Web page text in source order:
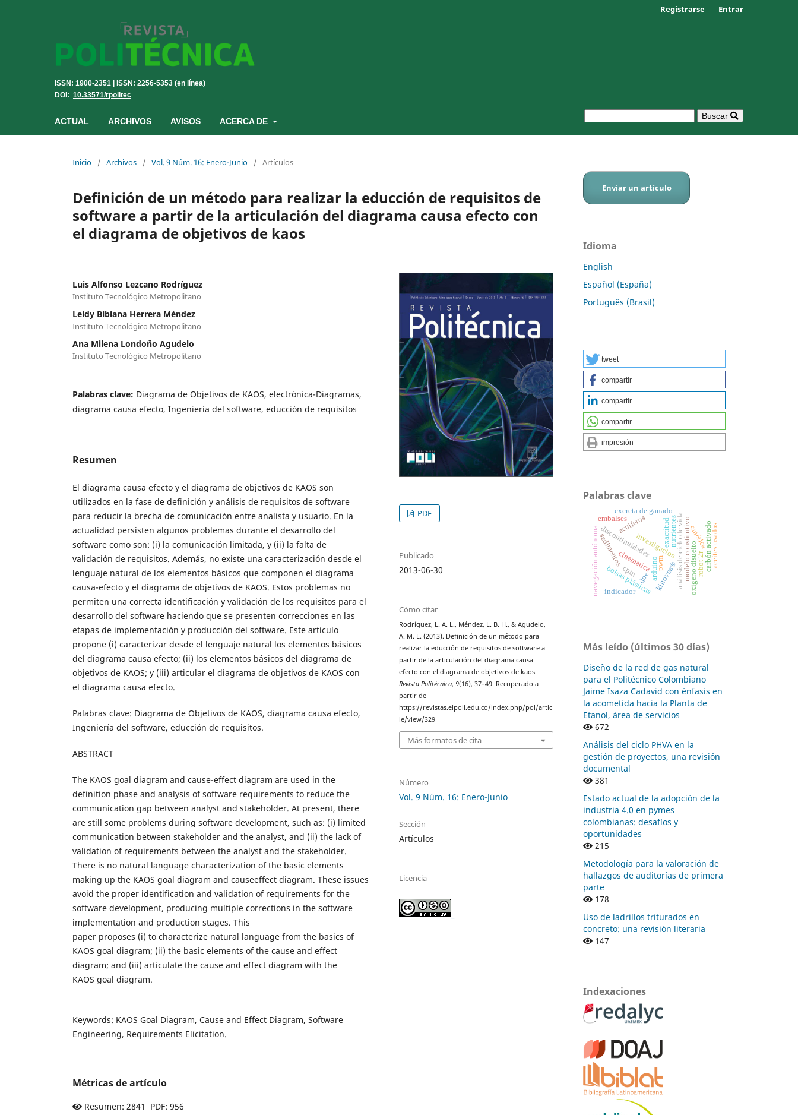
ISSN: 1900-2351 | ISSN: 2256-5353 (en línea)
DOI: 10.33571/rpolitec
ACTUAL ARCHIVOS AVISOS ACERCA DE
Buscar
Registrarse Entrar
Inicio / Archivos / Vol. 9 Núm. 16: Enero-Junio / Artículos
Definición de un método para realizar la educción de requisitos de
software a partir de la articulación del diagrama causa efecto con
el diagrama de objetivos de kaos
Luis Alfonso Lezcano Rodríguez
Instituto Tecnológico Metropolitano
Leidy Bibiana Herrera Méndez
Instituto Tecnológico Metropolitano
Ana Milena Londoño Agudelo
Instituto Tecnológico Metropolitano
Palabras clave: Diagrama de Objetivos de KAOS, electrónica-Diagramas,
diagrama causa efecto, Ingeniería del software, educción de requisitos
Resumen
El diagrama causa efecto y el diagrama de objetivos de KAOS son
utilizados en la fase de definición y análisis de requisitos de software
para reducir la brecha de comunicación entre analista y usuario. En la
actualidad persisten algunos problemas durante el desarrollo del
software como son: (i) la comunicación limitada, y (ii) la falta de
validación de requisitos. Además, no existe una caracterización desde el
lenguaje natural de los elementos básicos que componen el diagrama
causa-efecto y el diagrama de objetivos de KAOS. Estos problemas no
permiten una correcta identificación y validación de los requisitos para el
desarrollo del software haciendo que se presenten correcciones en las
etapas de implementación y producción del software. Este artículo
propone (i) caracterizar desde el lenguaje natural los elementos básicos
del diagrama causa efecto; (ii) los elementos básicos del diagrama de
objetivos de KAOS; y (iii) articular el diagrama de objetivos de KAOS con
el diagrama causa efecto.
Palabras clave: Diagrama de Objetivos de KAOS, diagrama causa efecto,
Ingeniería del software, educción de requisitos.
ABSTRACT
The KAOS goal diagram and cause-effect diagram are used in the
definition phase and analysis of software requirements to reduce the
communication gap between analyst and stakeholder. At present, there
are still some problems during software development, such as: (i) limited
communication between stakeholder and the analyst, and (ii) the lack of
validation of requirements between the analyst and the stakeholder.
There is no natural language characterization of the basic elements
making up the KAOS goal diagram and causeeffect diagram. These issues
avoid the proper identification and validation of requirements for the
software development, producing multiple corrections in the software
implementation and production stages. This
paper proposes (i) to characterize natural language from the basics of
KAOS goal diagram; (ii) the basic elements of the cause and effect
diagram; and (iii) articulate the cause and effect diagram with the
KAOS goal diagram.
Keywords: KAOS Goal Diagram, Cause and Effect Diagram, Software
Engineering, Requirements Elicitation.
Métricas de artículo
Resumen: 2841 PDF: 956
PDF
Publicado
2013-06-30
Cómo citar
Rodríguez, L. A. L., Méndez, L. B. H., & Agudelo,
A. M. L. (2013). Definición de un método para
realizar la educción de requisitos de software a
partir de la articulación del diagrama causa
efecto con el diagrama de objetivos de kaos.
Revista Politécnica, 9(16), 37–49. Recuperado a
partir de
https://revistas.elpoli.edu.co/index.php/pol/artic
le/view/329
Más formatos de cita
Número
Vol. 9 Núm. 16: Enero-Junio
Sección
Artículos
Licencia
Enviar un artículo
Idioma
English
Español (España)
Português (Brasil)
tweet
compartir
compartir
compartir
impresión
Palabras clave
investigacion
arduino análisis de ciclo de vida
discontinuidades
navegación autónoma cptu modelo constitutivo
exactitud
oxígeno disuelto
sedimentos
kinovea®
cinemática
cinética
bolsas plásticas
carbón activado
acuíferos
excreta de ganado
aceites usados
indicador
doe
nutrientes
robot 2r
pwm
embalses
Más leído (últimos 30 días)
Diseño de la red de gas natural
para el Politécnico Colombiano
Jaime Isaza Cadavid con énfasis en
la acometida hacia la Planta de
Etanol, área de servicios
672
Análisis del ciclo PHVA en la
gestión de proyectos, una revisión
documental
381
Estado actual de la adopción de la
industria 4.0 en pymes
colombianas: desafíos y
oportunidades
215
Metodología para la valoración de
hallazgos de auditorías de primera
parte
178
Uso de ladrillos triturados en
concreto: una revisión literaria
147
Indexaciones